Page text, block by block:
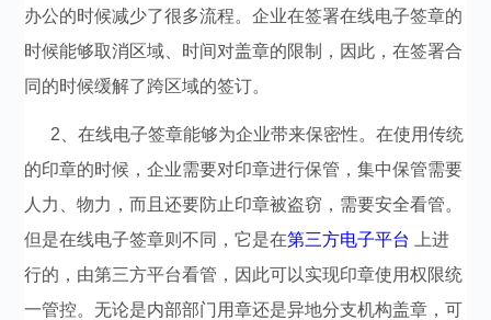
办公的时候减少了很多流程。企业在签署在线电子签章的
时候能够取消区域、时间对盖章的限制，因此，在签署合
同的时候缓解了跨区域的签订。
2、在线电子签章能够为企业带来保密性。在使用传统
的印章的时候，企业需要对印章进行保管，集中保管需要
人力、物力，而且还要防止印章被盗窃，需要安全看管。
但是在线电子签章则不同，它是在第三方电子平台
上进
行的，由第三方平台看管，因此可以实现印章使用权限统
一管控。无论是内部部门用章还是异地分支机构盖章，可